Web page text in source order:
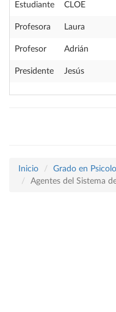
Estudiante CLOE
Profesora Laura
Profesor Adrián
Presidente Jesús
Inicio
Grado en
Agentes del Sistema